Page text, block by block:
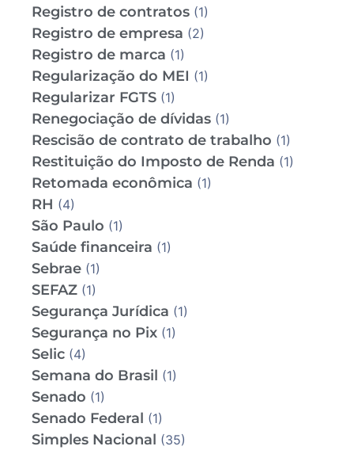
Registro de contratos (1)
Registro de empresa (2)
Registro de marca (1)
Regularização do MEI (1)
Regularizar FGTS (1)
Renegociação de dívidas (1)
Rescisão de contrato de trabalho (1)
Restituição do Imposto de Renda (1)
Retomada econômica (1)
RH (4)
São Paulo (1)
Saúde financeira (1)
Sebrae (1)
SEFAZ (1)
Segurança Jurídica (1)
Segurança no Pix (1)
Selic (4)
Semana do Brasil (1)
Senado (1)
Senado Federal (1)
Simples Nacional (35)